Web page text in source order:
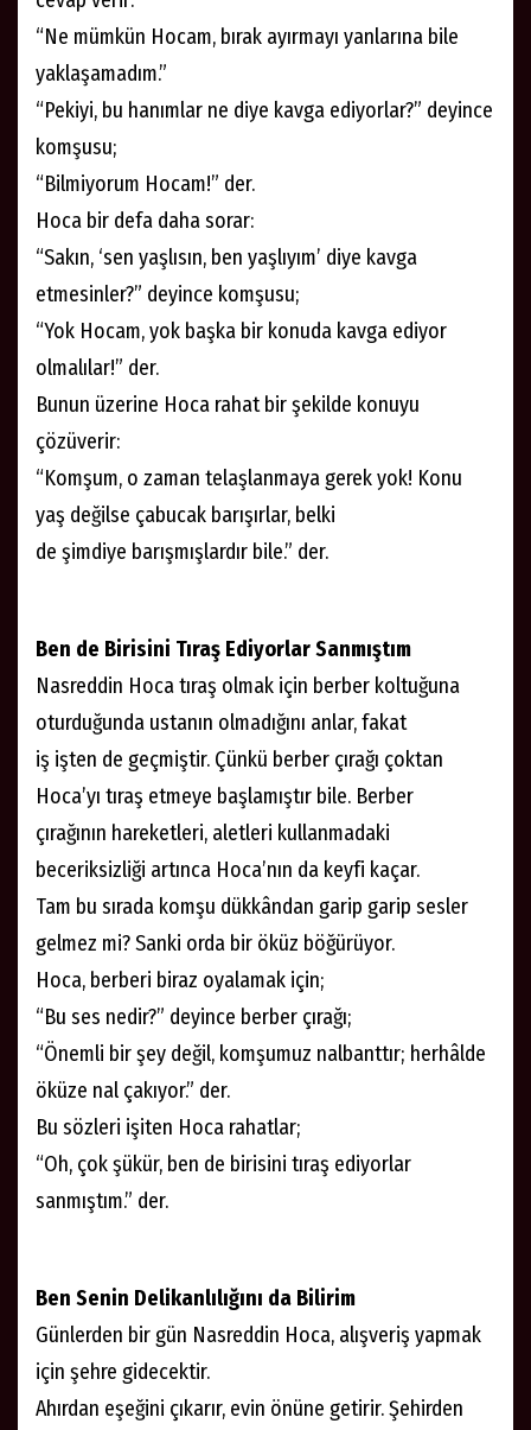
“Ne mümkün Hocam, bırak ayırmayı yanlarına bile
yaklaşamadım.”
“Pekiyi, bu hanımlar ne diye kavga ediyorlar?” deyince
komşusu;
“Bilmiyorum Hocam!” der.
Hoca bir defa daha sorar:
“Sakın, ‘sen yaşlısın, ben yaşlıyım’ diye kavga
etmesinler?” deyince komşusu;
“Yok Hocam, yok başka bir konuda kavga ediyor
olmalılar!” der.
Bunun üzerine Hoca rahat bir şekilde konuyu
çözüverir:
“Komşum, o zaman telaşlanmaya gerek yok! Konu
yaş değilse çabucak barışırlar, belki
de şimdiye barışmışlardır bile.” der.
Ben de Birisini Tıraş Ediyorlar Sanmıştım
Nasreddin Hoca tıraş olmak için berber koltuğuna
oturduğunda ustanın olmadığını anlar, fakat
iş işten de geçmiştir. Çünkü berber çırağı çoktan
Hoca’yı tıraş etmeye başlamıştır bile. Berber
çırağının hareketleri, aletleri kullanmadaki
beceriksizliği artınca Hoca’nın da keyfi kaçar.
Tam bu sırada komşu dükkândan garip garip sesler
gelmez mi? Sanki orda bir öküz böğürüyor.
Hoca, berberi biraz oyalamak için;
“Bu ses nedir?” deyince berber çırağı;
“Önemli bir şey değil, komşumuz nalbanttır; herhâlde
öküze nal çakıyor.” der.
Bu sözleri işiten Hoca rahatlar;
“Oh, çok şükür, ben de birisini tıraş ediyorlar
sanmıştım.” der.
Ben Senin Delikanlılığını da Bilirim
Günlerden bir gün Nasreddin Hoca, alışveriş yapmak
için şehre gidecektir.
Ahırdan eşeğini çıkarır, evin önüne getirir. Şehirden